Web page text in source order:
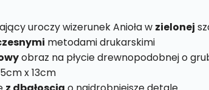
uroczy wizerunek Anioła w zielonej
metodami drukarskimi
obraz na płycie drewnopodobnej o
x 13cm